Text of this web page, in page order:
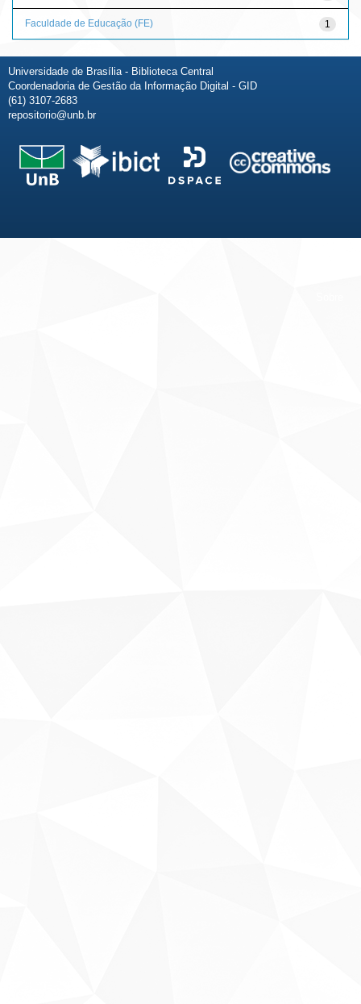
1
Faculdade de Educação (FE)
Universidade de Brasília - Biblioteca Central
Coordenadoria de Gestão da Informação Digital - GID
(61) 3107-2683
repositorio@unb.br